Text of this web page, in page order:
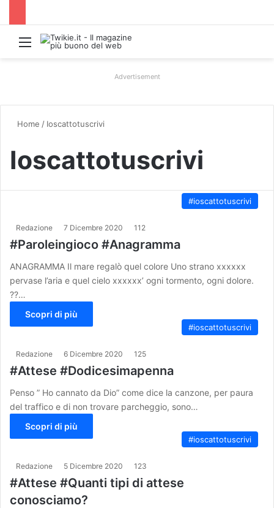
Menu
Advertisement
Home / Ioscattotuscrivi
Ioscattotuscrivi
#ioscattotuscrivi
Redazione 7 Dicembre 2020 112
#Paroleingioco #Anagramma
ANAGRAMMA Il mare regalò quel colore Uno strano xxxxxx
pervase l’aria e quel cielo xxxxxx’ ogni tormento, ogni dolore.
??…
Scopri di più
#ioscattotuscrivi
Redazione 6 Dicembre 2020 125
#Attese #Dodicesimapenna
Penso ” Ho cannato da Dio” come dice la canzone, per paura
del traffico e di non trovare parcheggio, sono…
Scopri di più
#ioscattotuscrivi
Redazione 5 Dicembre 2020 123
#Attese #Quanti tipi di attese
conosciamo?